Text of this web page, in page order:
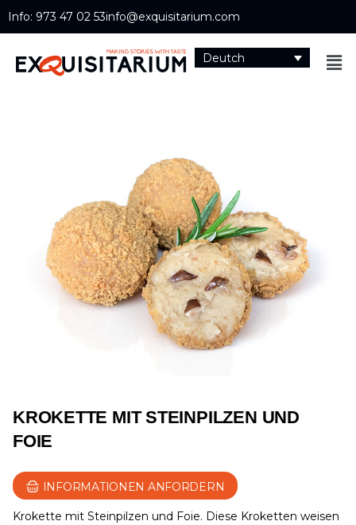
Info: 973 47 02 53info@exquisitarium.com
Deutch
KROKETTE MIT STEINPILZEN UND
FOIE
INFORMATIONEN ANFORDERN
Krokette mit Steinpilzen und Foie. Diese Kroketten weisen